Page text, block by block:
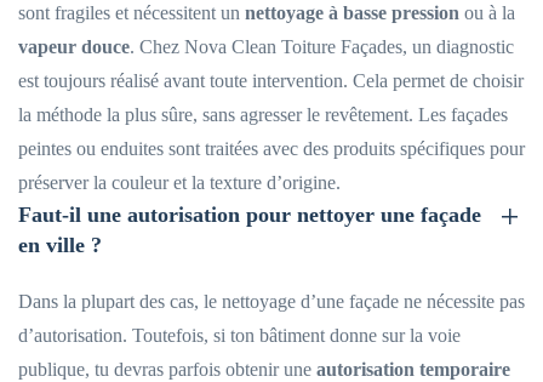
sont fragiles et nécessitent un nettoyage à basse pression ou à la
vapeur douce. Chez Nova Clean Toiture Façades, un diagnostic
est toujours réalisé avant toute intervention. Cela permet de choisir
la méthode la plus sûre, sans agresser le revêtement. Les façades
peintes ou enduites sont traitées avec des produits spécifiques pour
préserver la couleur et la texture d’origine.
Faut-il une autorisation pour nettoyer une façade
en ville ?
Dans la plupart des cas, le nettoyage d’une façade ne nécessite pas
d’autorisation. Toutefois, si ton bâtiment donne sur la voie
publique, tu devras parfois obtenir une autorisation temporaire